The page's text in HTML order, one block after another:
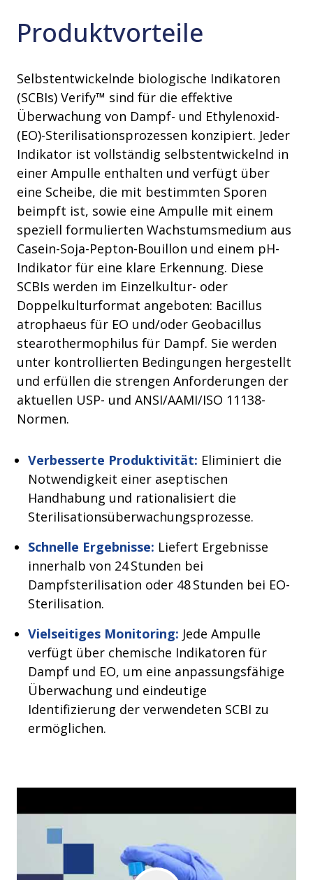
Produktvorteile
Selbstentwickelnde biologische Indikatoren
(SCBIs) Verify™ sind für die effektive
Überwachung von Dampf- und Ethylenoxid-
(EO)-Sterilisationsprozessen konzipiert. Jeder
Indikator ist vollständig selbstentwickelnd in
einer Ampulle enthalten und verfügt über
eine Scheibe, die mit bestimmten Sporen
beimpft ist, sowie eine Ampulle mit einem
speziell formulierten Wachstumsmedium aus
Casein-Soja-Pepton-Bouillon und einem pH-
Indikator für eine klare Erkennung. Diese
SCBIs werden im Einzelkultur- oder
Doppelkulturformat angeboten: Bacillus
atrophaeus für EO und/oder Geobacillus
stearothermophilus für Dampf. Sie werden
unter kontrollierten Bedingungen hergestellt
und erfüllen die strengen Anforderungen der
aktuellen USP- und ANSI/AAMI/ISO 11138-
Normen.
Verbesserte Produktivität: Eliminiert die
Notwendigkeit einer aseptischen
Handhabung und rationalisiert die
Sterilisationsüberwachungsprozesse.
Schnelle Ergebnisse: Liefert Ergebnisse
innerhalb von 24 Stunden bei
Dampfsterilisation oder 48 Stunden bei EO-
Sterilisation.
Vielseitiges Monitoring: Jede Ampulle
verfügt über chemische Indikatoren für
Dampf und EO, um eine anpassungsfähige
Überwachung und eindeutige
Identifizierung der verwendeten SCBI zu
ermöglichen.